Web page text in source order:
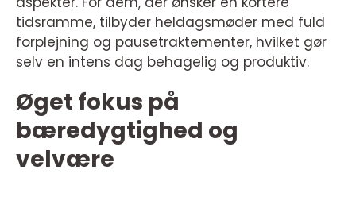
tidsramme, tilbyder heldagsmøder med fuld
forplejning og pausetraktementer, hvilket gør
selv en intens dag behagelig og produktiv.
Øget fokus på
bæredygtighed og
velvære